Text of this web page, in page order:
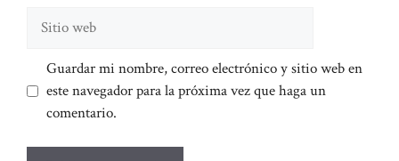
Guardar mi nombre, correo electrónico y sitio web en
este navegador para la próxima vez que haga un
comentario.